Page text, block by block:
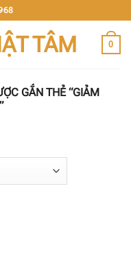
TÂM 0
GẮN THẺ “GIẢM